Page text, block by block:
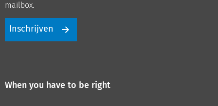
mailbox.
Inschrijven
When you have to be right